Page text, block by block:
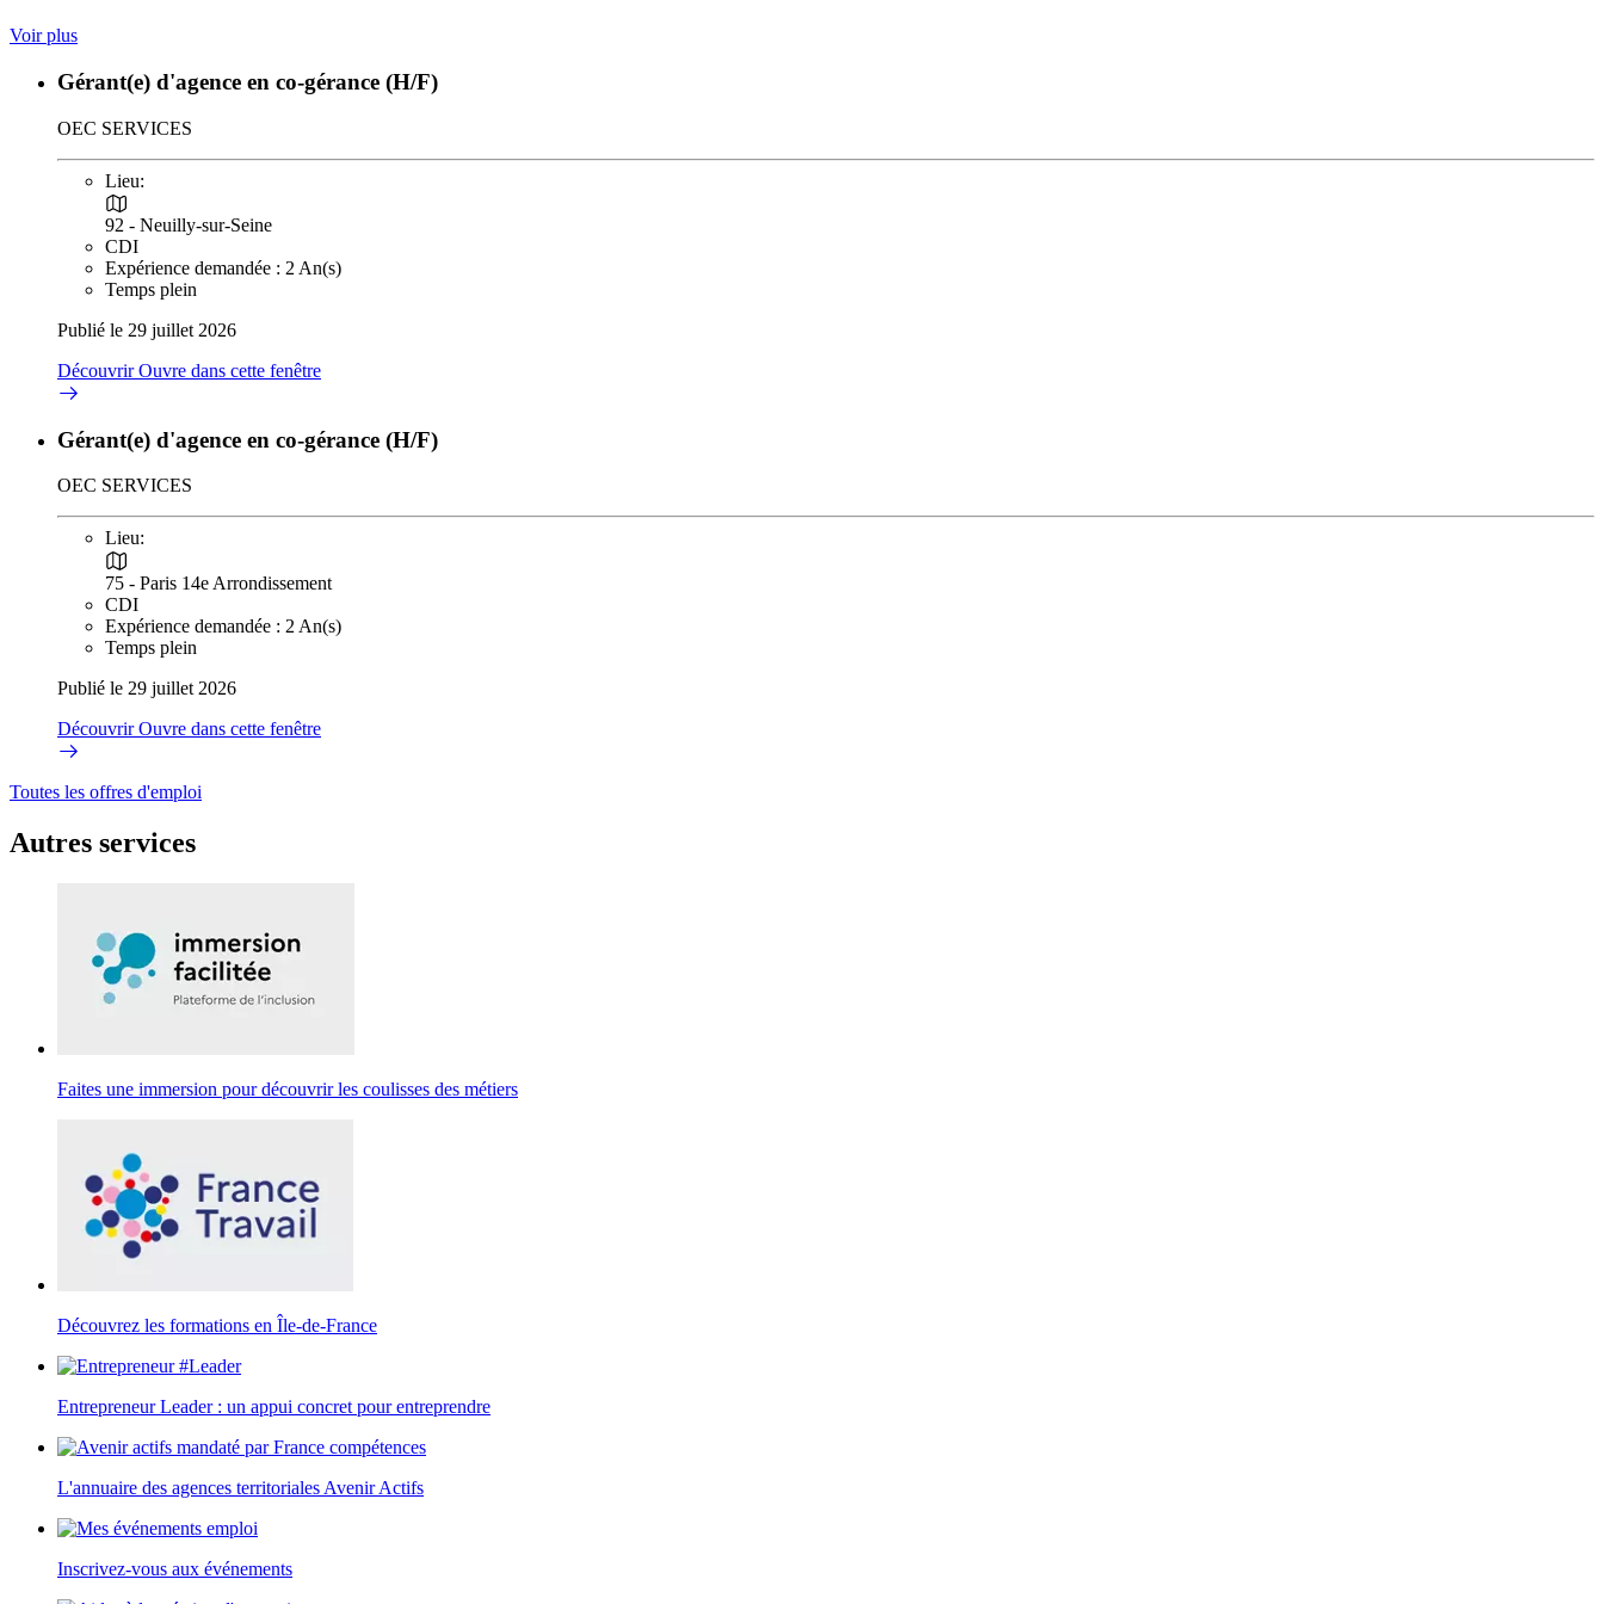
Voir plus
Gérant(e) d'agence en co-gérance (H/F)
OEC SERVICES
Lieu:
92 - Neuilly-sur-Seine
CDI
Expérience demandée : 2 An(s)
Temps plein
Publié le 29 juillet 2026
DécouvrirOuvre dans cette fenêtre
Gérant(e) d'agence en co-gérance (H/F)
OEC SERVICES
Lieu:
75 - Paris 14e Arrondissement
CDI
Expérience demandée : 2 An(s)
Temps plein
Publié le 29 juillet 2026
DécouvrirOuvre dans cette fenêtre
Toutes les offres d'emploi
Autres services
Faites une immersion pour découvrir les coulisses des métiers
Découvrez les formations en Île-de-France
Entrepreneur Leader : un appui concret pour entreprendre
L'annuaire des agences territoriales Avenir Actifs
Inscrivez-vous aux événements